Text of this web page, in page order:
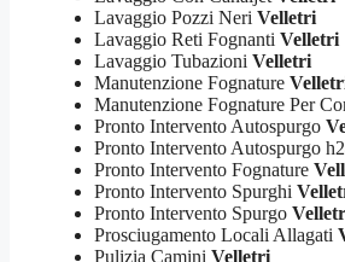
Lavaggio Pozzi Neri Velletri
Lavaggio Reti Fognanti Velletri
Lavaggio Tubazioni Velletri
Manutenzione Fognature
Manutenzione Fognature Per
Pronto Intervento Autospurgo
Pronto Intervento Autospurgo
Pronto Intervento Fognature
Pronto Intervento Spurghi
Pronto Intervento Spurgo
Prosciugamento Locali Allagati
Pulizia Camini Velletri